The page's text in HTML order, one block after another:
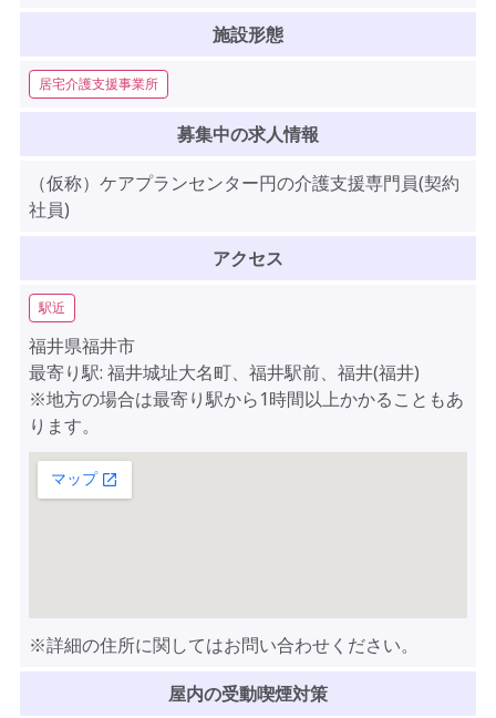
施設形態
居宅介護支援事業所
募集中の求人情報
（仮称）ケアプランセンター円の介護支援専門員(契約
社員)
アクセス
駅近
福井県福井市
最寄り駅: 福井城址大名町、福井駅前、福井(福井)
※地方の場合は最寄り駅から1時間以上かかることもあ
ります。
※詳細の住所に関してはお問い合わせください。
屋内の受動喫煙対策